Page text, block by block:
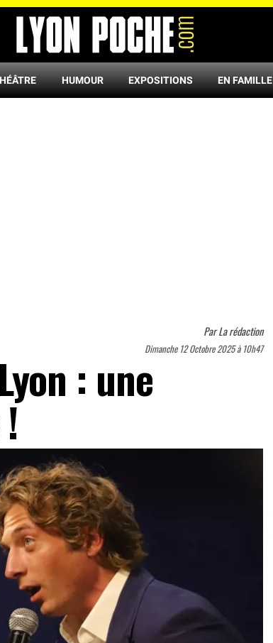
HUMOUR EXPOSITIONS EN FAMILLE
ParLa rédaction
Dimanche 12 Octobre 2025 à 10h47
: une